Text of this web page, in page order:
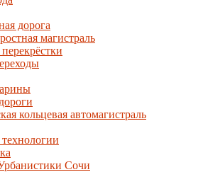
дорога
магистраль
кольцевая автомагистраль
Сочи